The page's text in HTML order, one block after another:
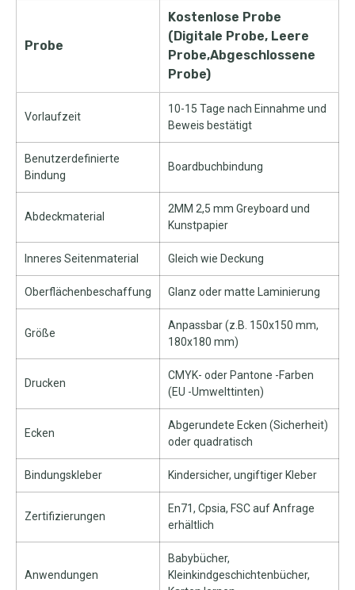
Probe
Kostenlose Probe
(Digitale Probe, Leere
Probe,Abgeschlossene
Probe)
Vorlaufzeit
10-15 Tage nach Einnahme und
Beweis bestätigt
Benutzerdefinierte
Bindung
Boardbuchbindung
Abdeckmaterial
2MM 2,5 mm Greyboard und
Kunstpapier
Inneres Seitenmaterial Gleich wie Deckung
Oberflächenbeschaffung Glanz oder matte Laminierung
Größe
Anpassbar (z.B. 150x150 mm,
180x180 mm)
Drucken
CMYK- oder Pantone -Farben
(EU -Umwelttinten)
Ecken
Abgerundete Ecken (Sicherheit)
oder quadratisch
Bindungskleber Kindersicher, ungiftiger Kleber
Zertifizierungen
En71, Cpsia, FSC auf Anfrage
erhältlich
Anwendungen
Babybücher,
Kleinkindgeschichtenbücher,